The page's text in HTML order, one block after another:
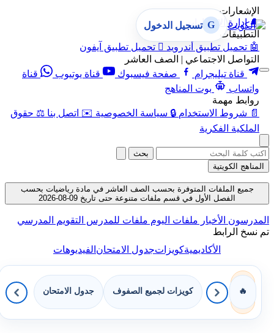
الإشعارات
🔔 إدارة الإشعارات
التطبيقات
🤖 تحميل تطبيق أندرويد  تحميل تطبيق آيفون
التواصل الاجتماعي | الصف العاشر
قناة تيليجرام
صفحة فيسبوك قناة يوتيوب
قناة
واتساب
بوت المناهج
روابط مهمة
📄 شروط الاستخدام 🔒 سياسة الخصوصية ✉️ اتصل بنا ⚖️ حقوق
الملكية الفكرية
G تسجيل الدخول
بحث
المناهج الكويتية
جميع الملفات المتوفرة بحسب الصف العاشر في مادة رياضيات بحسب
الفصل الأول في قسم ملفات متنوعة حتى تاريخ 09-08-2026
المدرسون الأخبار ملفات اليوم ملفات للمدرس التقويم المدرسي
تم نسخ الرابط
الأكاديميةكويزاتجدول الامتحانالفيديوهات
🔥 كويزات لجميع الصفوف جدول الامتحان